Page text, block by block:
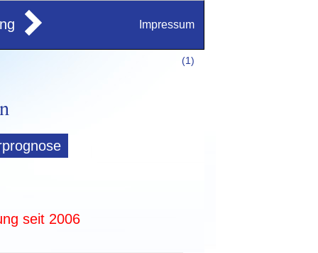
Impressum
(1)
seit 2006